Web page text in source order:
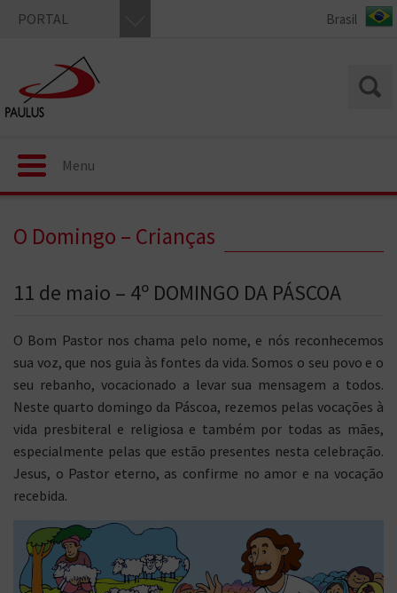
PORTAL
Menu
O Domingo – Crianças
11 de maio – 4º DOMINGO DA PÁSCOA
O Bom Pastor nos chama pelo nome, e nós reconhecemos
sua voz, que nos guia às fontes da vida. Somos o seu povo e o
seu rebanho, vocacionado a levar sua mensagem a todos.
Neste quarto domingo da Páscoa, rezemos pelas vocações à
vida presbiteral e religiosa e também por todas as mães,
especialmente pelas que estão presentes nesta celebração.
Jesus, o Pastor eterno, as confirme no amor e na vocação
recebida.